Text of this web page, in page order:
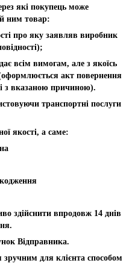
які покупець може
ним товар:
про яку заявляв виробник
всім вимогам, але з якоїсь
акт повернення
з вказаною причиною).
транспортні послуги
якості, а саме:
здійснити впродовж 14 днів
Відправника.
для клієнта способом